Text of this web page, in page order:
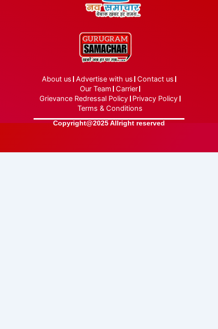
About us Advertise with us Contact us
Our Team Carrier
Grievance Redressal Policy Privacy Policy
Terms & Conditions
Copyright@2025 Allright reserved